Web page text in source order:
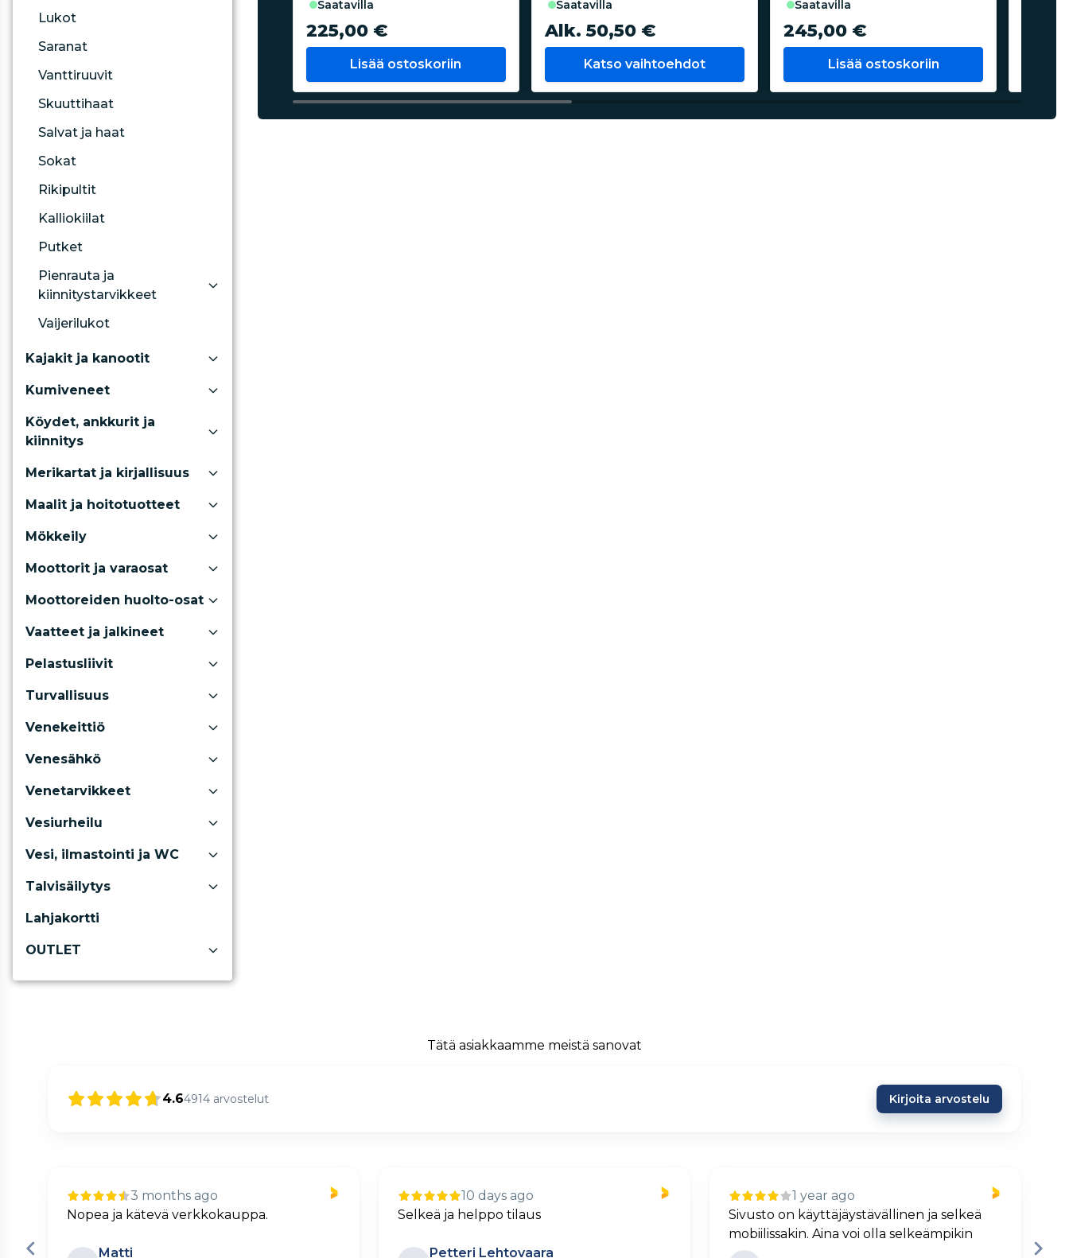
Lukot
Saranat
Vanttiruuvit
Skuuttihaat
Salvat ja haat
Sokat
Rikipultit
Kalliokiilat
Putket
Pienrauta ja
kiinnitystarvikkeet
Vaijerilukot
Kajakit ja kanootit
Kumiveneet
Köydet, ankkurit ja
kiinnitys
Merikartat ja kirjallisuus
Maalit ja hoitotuotteet
Mökkeily
Moottorit ja varaosat
Moottoreiden huolto-osat
Vaatteet ja jalkineet
Pelastusliivit
Turvallisuus
Venekeittiö
Venesähkö
Venetarvikkeet
Vesiurheilu
Vesi, ilmastointi ja WC
Talvisäilytys
Lahjakortti
OUTLET
saatavilla
225,00 €
Lisää ostoskoriin
saatavilla
Alk. 50,50 €
Katso vaihtoehdot
saatavilla
245,00 €
Lisää ostoskoriin
Tätä asiakkaamme meistä sanovat
4.64914 arvostelut Kirjoita arvostelu
3 months ago
Nopea ja kätevä verkkokauppa.
Matti
10 days ago
Selkeä ja helppo tilaus
Petteri Lehtovaara
1 year ago
Sivusto on käyttäjäystävällinen ja selkeä
mobiilissakin. Aina voi olla selkeämpikin